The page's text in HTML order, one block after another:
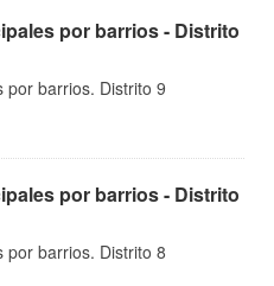
por barrios - Distrito
por barrios. Distrito 9
por barrios - Distrito
por barrios. Distrito 8